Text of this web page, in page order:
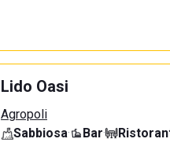
Lido Oasi
Agropoli
Sabbiosa· Bar·